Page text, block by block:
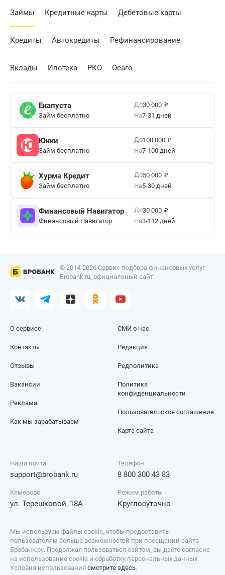
Займы Кредитные карты Дебетовые карты
Кредиты Автокредиты Рефинансирование
Вклады Ипотека РКО Осаго
Екапуста
Займ бесплатно
До30 000 ₽
На7-31 дней
Юкки
Займ бесплатно
До100 000 ₽
На7-100 дней
Хурма Кредит
Займ бесплатно
До50 000 ₽
На5-30 дней
Финансовый Навигатор
Финансовый Навигатор
До30 000 ₽
На3-112 дней
© 2014-2026 Сервис подбора финансовых услуг
Brobank.ru, официальный сайт.
О сервисе
Контакты
Отзывы
СМИ о нас
Редакция
Редполитика
Вакансии
Реклама
Как мы зарабатываем
Политика
конфиденциальности
Пользовательское соглашение
Карта сайта
Наша почта
support@brobank.ru
Телефон
8 800 300 43 83
Кемерово
ул. Терешковой, 18А
Режим работы
Круглосуточно
Мы используем файлы cookie, чтобы предоставить
пользователям больше возможностей при посещении сайта
Бробанк.ру. Продолжая пользоваться сайтом, вы даёте согласие
на использование cookie и обработку персональных данных.
Условия использования смотрите здесь.